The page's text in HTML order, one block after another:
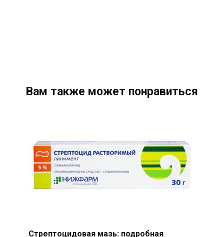
Вам также может понравиться
Стрептоцидовая мазь: подробная